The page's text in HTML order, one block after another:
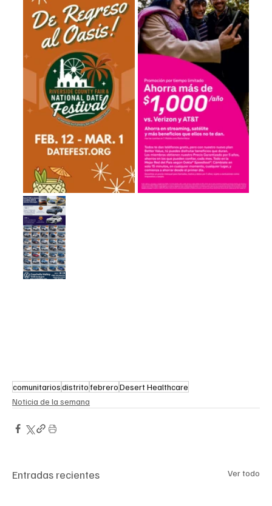
comunitariosdistritofebreroDesert Healthcare
Noticia de la semana
Entradas recientes Ver todo